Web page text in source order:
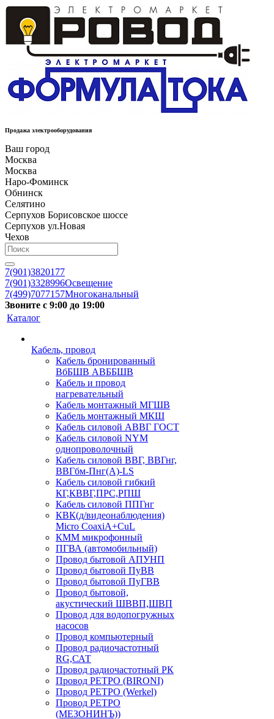
Продажа электрооборудования
Ваш город
Москва
Москва
Наро-Фоминск
Обнинск
Селятино
Серпухов Борисовское шоссе
Серпухов ул.Новая
Чехов
7(901)3820177
7(901)3328996Освещение
7(499)7077157Многоканальный
Звоните с 9:00 до 19:00
Каталог
Кабель, провод
Кабель бронированный
ВбБШВ АВББШВ
Кабель и провод
нагревательный
Кабель монтажный МГШВ
Кабель монтажный МКШ
Кабель силовой АВВГ ГОСТ
Кабель силовой NYM
однопроволочный
Кабель силовой ВВГ, ВВГнг,
ВВГбм-Пнг(А)-LS
Кабель силовой гибкий
КГ,КВВГ,ПРС,РПШ
Кабель силовой ППГнг
КВК(д/видеонаблюдения)
Micro CoaxiA+CuL
КММ микрофонный
ПГВА (автомобильный)
Провод бытовой АПУНП
Провод бытовой ПуВВ
Провод бытовой ПуГВВ
Провод бытовой,
акустический ШВВП,ШВП
Провод для водопогружных
насосов
Провод компьютерный
Провод радиочастотный
RG,САТ
Провод радиочастотный РК
Провод РЕТРО (BIRONI)
Провод РЕТРО (Werkel)
Провод РЕТРО
(МЕЗОНИНЪ))